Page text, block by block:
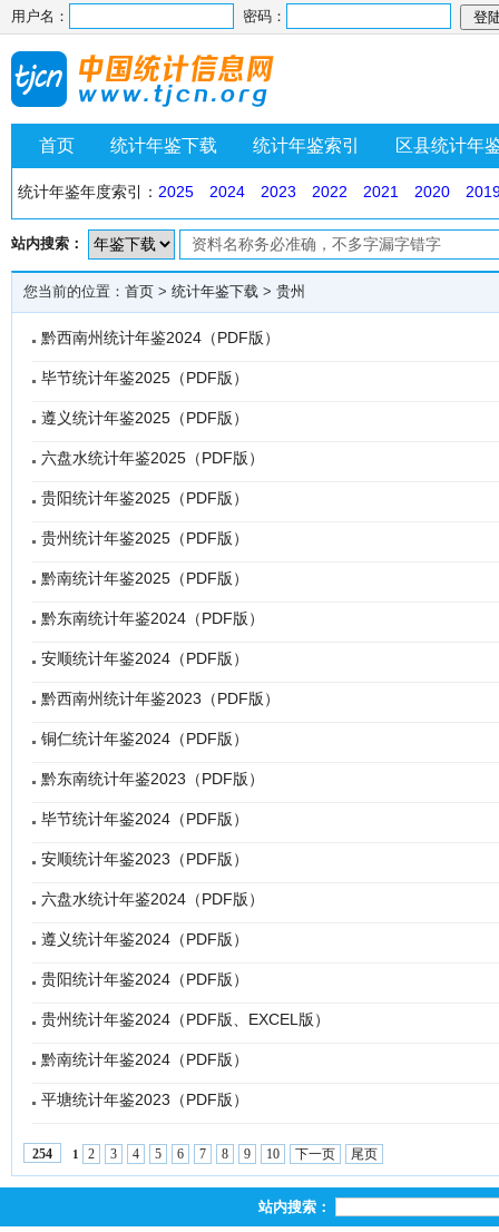
用户名： 密码：
首页 统计年鉴下载 统计年鉴索引 区县统计年
统计年鉴年度索引： 2025 2024 2023 2022 2021 2020
站内搜索：
您当前的位置： 首页 > 统计年鉴下载 > 贵州
黔西南州统计年鉴2024（PDF版）
毕节统计年鉴2025（PDF版）
遵义统计年鉴2025（PDF版）
六盘水统计年鉴2025（PDF版）
贵阳统计年鉴2025（PDF版）
贵州统计年鉴2025（PDF版）
黔南统计年鉴2025（PDF版）
黔东南统计年鉴2024（PDF版）
安顺统计年鉴2024（PDF版）
黔西南州统计年鉴2023（PDF版）
铜仁统计年鉴2024（PDF版）
黔东南统计年鉴2023（PDF版）
毕节统计年鉴2024（PDF版）
安顺统计年鉴2023（PDF版）
六盘水统计年鉴2024（PDF版）
遵义统计年鉴2024（PDF版）
贵阳统计年鉴2024（PDF版）
贵州统计年鉴2024（PDF版、EXCEL版）
黔南统计年鉴2024（PDF版）
平塘统计年鉴2023（PDF版）
254 1 2 3 4 5 6 7 8 9 10 下一页 尾页
站内搜索：